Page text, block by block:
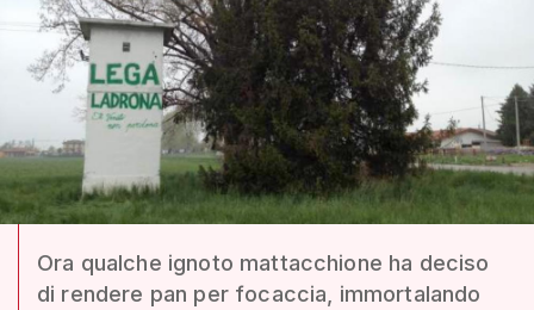
Ora qualche ignoto mattacchione ha deciso
di rendere pan per focaccia, immortalando